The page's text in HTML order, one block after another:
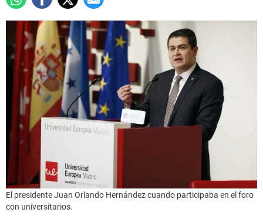
El presidente Juan Orlando Hernández cuando participaba en el foro
con universitarios.